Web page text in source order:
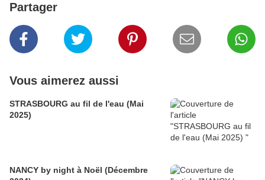
Partager
Vous aimerez aussi
STRASBOURG au fil de l'eau (Mai
2025)
NANCY by night à Noël (Décembre